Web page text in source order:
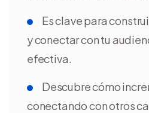
Es clave para
y conectar con tu
efectiva.
Descubre cómo
conectando con otros